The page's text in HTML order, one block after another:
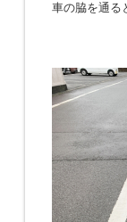
車の脇を通る